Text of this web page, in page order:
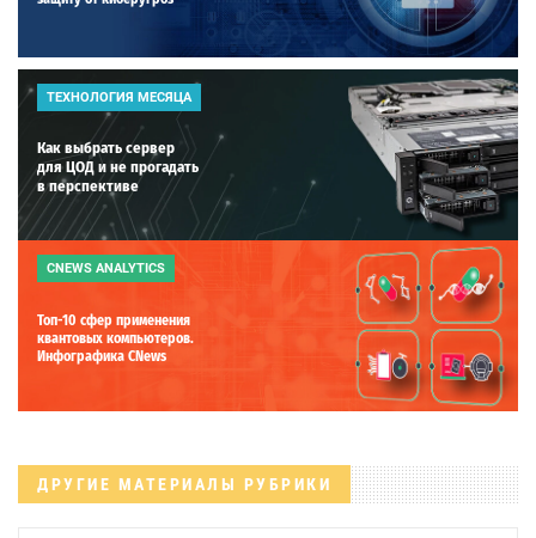
ТЕХНОЛОГИЯ МЕСЯЦА
Как выбрать сервер
для ЦОД и не прогадать
в перспективе
CNEWS ANALYTICS
Топ-10 сфер применения
квантовых компьютеров.
Инфографика CNews
ДРУГИЕ МАТЕРИАЛЫ РУБРИКИ